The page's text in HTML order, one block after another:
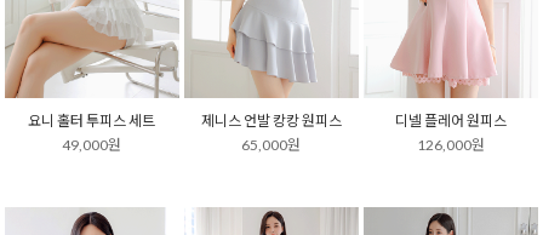
요니 홀터 투피스 세트
49,000원
제니스 언발 캉캉 원피스
65,000원
디넬 플레어 원피스
126,000원